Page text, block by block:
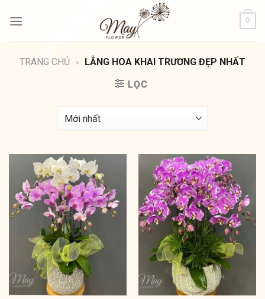
qua
0
TRANG CHỦ » LẴNG HOA KHAI TRƯƠNG ĐẸP NHẤT
LỌC